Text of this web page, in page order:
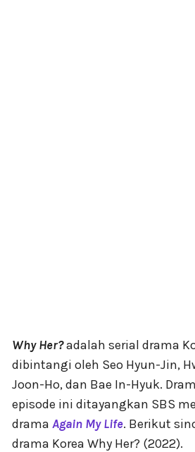
Why Her?adalah serial drama
dibintangi oleh Seo Hyun-Jin,
Joon-Ho, dan Bae In-Hyuk.
episode ini ditayangkan SBS
drama Again My Life. Berikut
drama Korea Why Her? (2022).